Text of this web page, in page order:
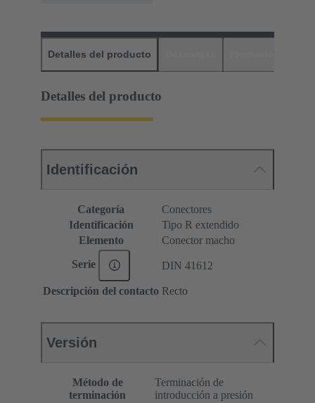
Detalles del producto
Detalles del producto
Identificación
Categoría
Conectores
Identificación
Tipo R extendido
Elemento
Conector macho
Serie DIN 41612
Descripción del contacto Recto
Versión
Método de
terminación
Terminación de
introducción a presión